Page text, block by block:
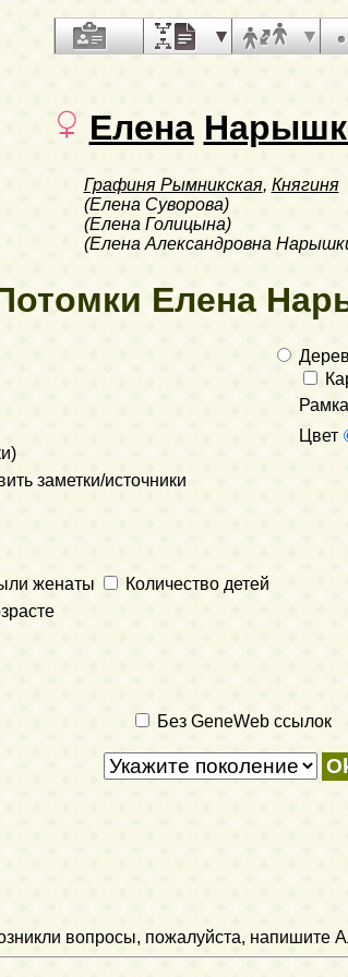
Елена
Графиня Рымникская, Княгиня
(Елена Суворова)
(Елена Голицына)
(Елена Александровна
Елена
заметки/источники
женаты
Количество детей
Рамка
Цвет
Без GeneWeb ссылок
вопросы, пожалуйста, напишите